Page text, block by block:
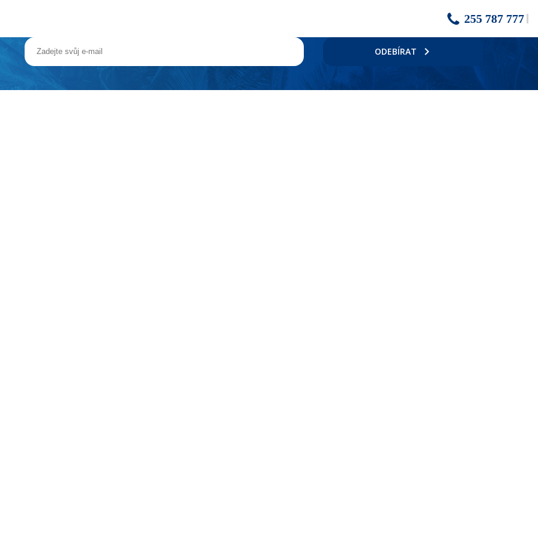
255 787 777
CIEPLICE
houpačkou a „divokou řekou“, propojenou s plaveckým bazénem (4 dráhy x 25 m), dva dětské brouzdaliště se skluzavkami a
a dva termální bazény s vodními lehátky a celoročním venkovním přístupem.
gejzíry, vodním slunečníkem, aquabasketem a plážovou částí s lehátky.
parní a infračervenou saunou, vodními tryskami, třemi dalšími vířivkami, sněhovou jeskyní, ledovou fontánou, relaxační zónou s
konferenční prostory, squashový kurt a fitness lekce.
končí snídaná a uvolněním pokoje do 10.00 hod v den odjezdu.
ODEBÍRAT